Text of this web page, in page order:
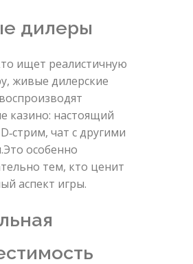
дилеры
ищет реалистичную
живые дилерские
казино: настоящий
чат с другими
особенно
тем, кто ценит
аспект игры.